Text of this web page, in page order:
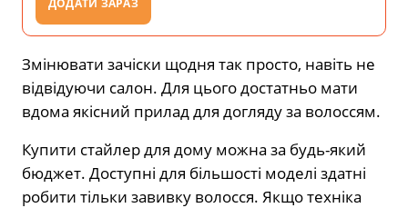
Змінювати зачіски щодня так просто, навіть не
відвідуючи салон. Для цього достатньо мати
вдома якісний прилад для догляду за волоссям.
Купити стайлер для дому можна за будь-який
бюджет. Доступні для більшості моделі здатні
робити тільки завивку волосся. Якщо техніка